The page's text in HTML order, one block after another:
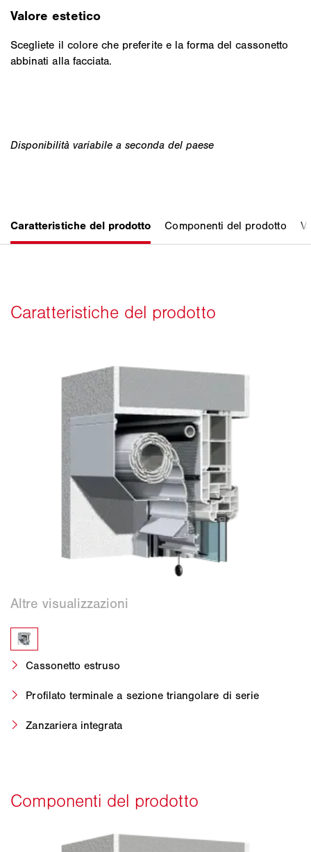
Valore estetico
Scegliete il colore che preferite e la forma del cassonetto
abbinati alla facciata.
Cassonetto estruso
Profilato terminale a sezione triangolare di serie
Zanzariera integrata